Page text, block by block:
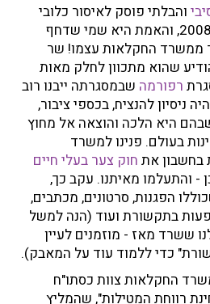
והבלתי פוסק לאיסור כלובי
הסוללה בחוק התחלנו ב-2008, והאמת היא שמי שדחף
ממשרד החקלאות עצמו! שר
שהוא מתכוון לחלק מאות
רפורמה שבמסגרתה ייבנו רוב
ניסיון להנציח, בכספי ציבור,
היא הלכה והוצאה אל מחוץ
בעולם. פנינו למשרד
את חוק צער בעלי חיים
לכן - והתעלמו מאיתנו. עקב כך,
הפגנות, סרטונים, מכתבים,
בתקשורת ועוד (הנה למשל
ששרד מאז - מוזמנים לעיין
כדי ללמוד עוד על המאבק).
החקלאות צוות כסתו"ח
רווחת המטילות", שהמליץ